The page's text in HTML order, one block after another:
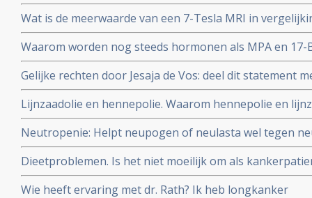
Wat is de meerwaarde van een 7-Tesla MRI in
Waarom worden nog steeds hormonen als MPA en
bekend is dat dit kanker veroorzaakt?
Gelijke rechten door Jesaja de Vos: deel dit statement
Lijnzaadolie en hennepolie. Waarom hennepolie en
Neutropenie: Helpt neupogen of neulasta wel tegen
bloedlichaampjes - veroorzaakt door chemo? En zijn
alternatieven voor?
Dieetproblemen. Is het niet moeilijk om als
Moermandieet te volgen en kun je dat van de ene op
Wie heeft ervaring met dr. Rath? Ik heb longkanker